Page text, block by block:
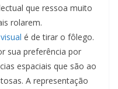
que ressoa muito
rolarem.
é de tirar o fôlego.
sua preferência por
espaciais que são ao
A representação